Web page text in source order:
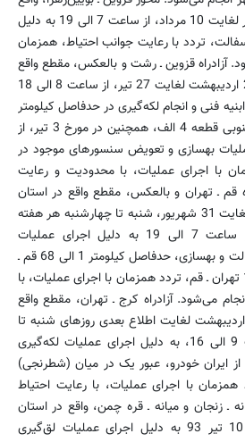
در استان قزوین، مورخ 4 تیر لغایت 10 مرداد، از ساعت 7 الی 19 به دلیل
تردد با رعایت جوانب احتیاط، همزمان
آزادراه قزوین ـ رشت و بالعکس، مقطع واقع
در استان قزوین، از مورخ 29 اردیبهشت لغایت 27 تیر، از ساعت 8 الی 18
فنی و انجام لکه‌گیری در حدفاصل کیلومتر
16 الی 41 لاین شمالی و جنوبی قطعه 4 الف، همچنین در مورخ 3 تیر، از
به دلیل عملیات بهسازی و تعویض سنسورهای موجود در
با اجرای عملیات، با محدودیت و رعایت
قم ـ تهران و بالعکس، مقطع واقع در استان
قم، از مورخ 10 اردیبهشت لغایت 31 شهریور، شنبه تا چهارشنبه هر هفته
به‌ جز تعطیلات رسمی، از ساعت 7 الی 19 به دلیل اجرای عملیات
آسفالت‌تراشی و روکش آسفالت و بهسازی، حدفاصل کیلومتر 1 الی 68 قم ـ
تهران و کیلومتر 67 الی 135 تهران ـ قم، تردد همزمان با اجرای عملیات، با
می‌شود. آزادراه کرج ـ تهران، مقطع واقع
در استان تهران، از مورخ 2 اردیبهشت لغایت اطلاع بعدی روز‌‌های شنبه تا
چهارشنبه هر هفته، ساعت 9 الی 16، به دلیل اجرای عملیات لکه‌گیری
هندسی حدفاصل کیلومتر 6 از ایران خودرو، عبور یک در میان (شطرنجی)
همزمان با اجرای عملیات، با رعایت احتیاط
ـ زنجان و میانه ـ قره چمن، واقع در استان
آذربایجان شرقی، تا مورخ 10 تیر 93 به دلیل اجرای عملیات لق‌گیری